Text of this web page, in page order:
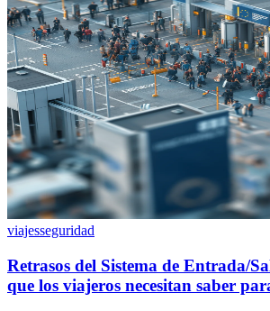
viajesseguridad
Retrasos del Sistema de Entrada/
que los viajeros necesitan saber